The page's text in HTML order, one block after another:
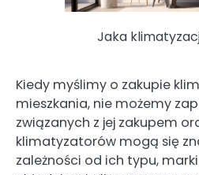
Jaka
Kiedy myślimy o zakupie
mieszkania, nie możemy
związanych z jej zakupem
klimatyzatorów mogą się
zależności od ich typu,